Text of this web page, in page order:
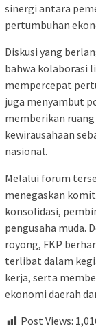
sinergi antara
pertumbuhan
Diskusi yang
bahwa kolaborasi
mempercepat
juga menyambut
memberikan
kewirausahaan
nasional.
Melalui forum
menegaskan
konsolidasi,
pengusaha muda.
royong, FKP
terlibat dalam
kerja, serta
ekonomi daerah
Post Views: